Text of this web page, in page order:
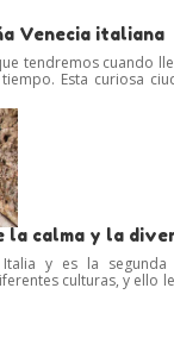
Venecia italiana
tendremos cuando
Esta curiosa
la calma y la
Italia y es la
culturas, y ello